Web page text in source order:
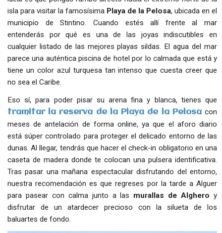
isla para visitar la famosísima Playa de la Pelosa, ubicada en el
municipio de Stintino. Cuando estés allí frente al mar
entenderás por qué es una de las joyas indiscutibles en
cualquier listado de las mejores playas sildas. El agua del mar
parece una auténtica piscina de hotel por lo calmada que está y
tiene un color azul turquesa tan intenso que cuesta creer que
no sea el Caribe.
Eso sí, para poder pisar su arena fina y blanca, tienes que
tramitar la reserva de la Playa de la Pelosacon
meses de antelación de forma online, ya que el aforo diario
está súper controlado para proteger el delicado entorno de las
dunas. Al llegar, tendrás que hacer el check-in obligatorio en una
caseta de madera donde te colocan una pulsera identificativa.
Tras pasar una mañana espectacular disfrutando del entorno,
nuestra recomendación es que regreses por la tarde a Alguer
para pasear con calma junto a las murallas de Alghero y
disfrutar de un atardecer precioso con la silueta de los
baluartes de fondo.